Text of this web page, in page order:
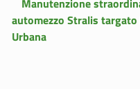
Manutenzione
automezzo Stralis
Urbana